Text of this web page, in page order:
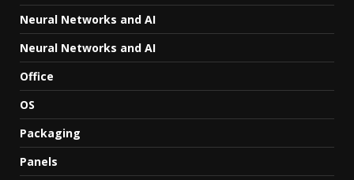
Neural Networks and AI
Neural Networks and AI
Office
OS
Packaging
Panels